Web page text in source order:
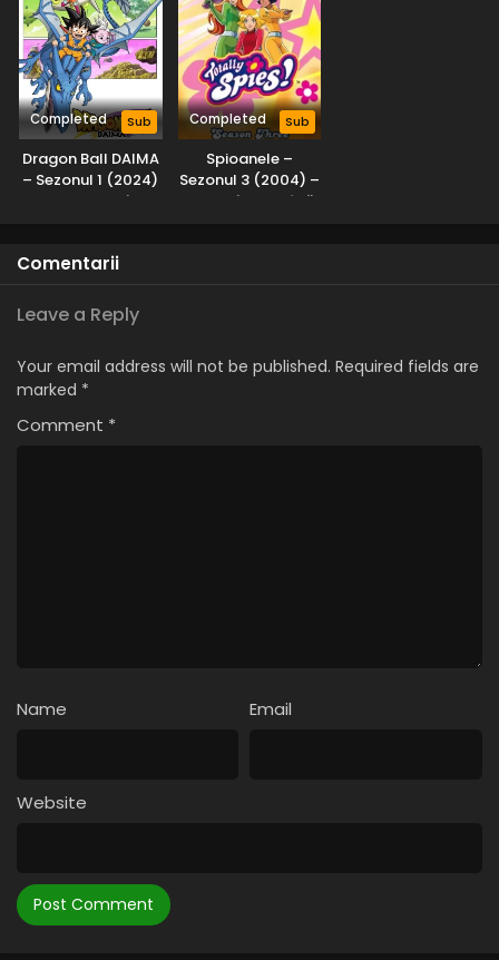
Completed Sub
Dragon Ball DAIMA
– Sezonul 1 (2024)
– Subtitrat în
Completed Sub
Spioanele –
Sezonul 3 (2004) –
Dublat în Română
Comentarii
Leave a Reply
Your email address will not be published. Required fields are
marked *
Comment *
Name Email
Website